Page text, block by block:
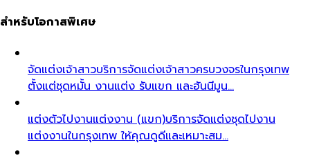
สำหรับโอกาสพิเศษ
จัดแต่งเจ้าสาวบริการจัดแต่งเจ้าสาวครบวงจรในกรุงเทพ
ตั้งแต่ชุดหมั้น งานแต่ง รับแขก และฮันนีมูน…
แต่งตัวไปงานแต่งงาน (แขก)บริการจัดแต่งชุดไปงาน
แต่งงานในกรุงเทพ ให้คุณดูดีและเหมาะสม…